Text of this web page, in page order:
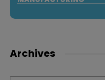
Archives
Archives